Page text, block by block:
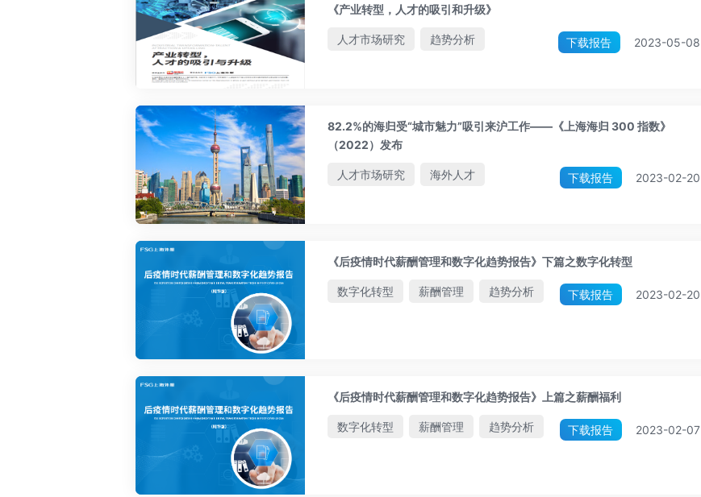
《产业转型，人才的吸引和升级》
人才市场研究 趋势分析 下载报告 2023-05-08
82.2%的海归受“城市魅力”吸引来沪工作——《上海海归 300 指数》
（2022）发布
人才市场研究 海外人才 下载报告 2023-02-20
《后疫情时代薪酬管理和数字化趋势报告》下篇之数字化转型
数字化转型 薪酬管理 趋势分析 下载报告 2023-02-20
《后疫情时代薪酬管理和数字化趋势报告》上篇之薪酬福利
数字化转型 薪酬管理 趋势分析 下载报告 2023-02-07